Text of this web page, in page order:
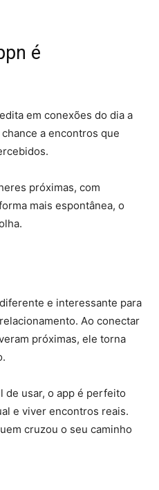
é
em conexões do dia a
a encontros que
próximas, com
mais espontânea, o
e interessante para
Ao conectar
próximas, ele torna
de usar, o app é perfeito
e viver encontros reais.
cruzou o seu caminho